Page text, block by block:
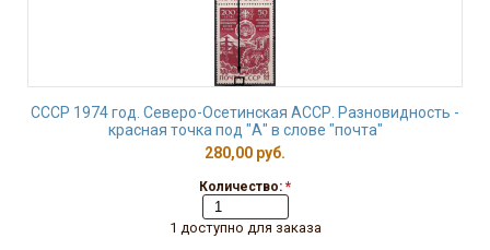
СССР 1974 год. Северо-Осетинская АССР. Разновидность -
красная точка под "А" в слове "почта"
280,00 руб.
Количество: *
1 доступно для заказа